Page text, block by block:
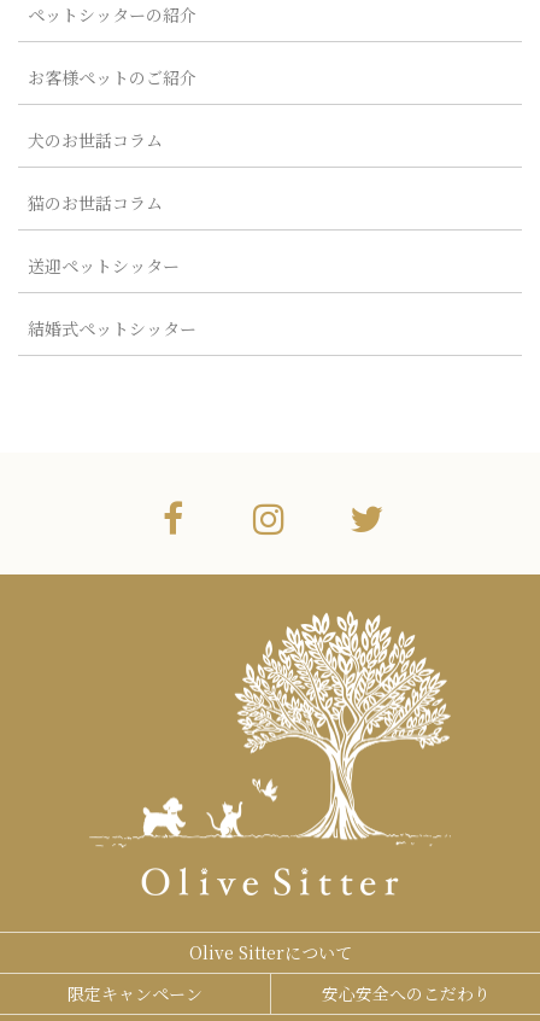
ペットシッターの紹介
お客様ペットのご紹介
犬のお世話コラム
猫のお世話コラム
送迎ペットシッター
結婚式ペットシッター
Olive Sitterについて
限定キャンペーン
安心安全へのこだわり